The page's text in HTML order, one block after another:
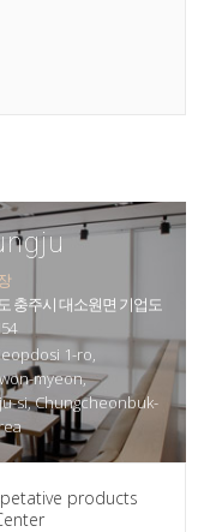
충주시 대소원면 기업도
1-ro,
myeon,
si, Chungcheonbuk-
products